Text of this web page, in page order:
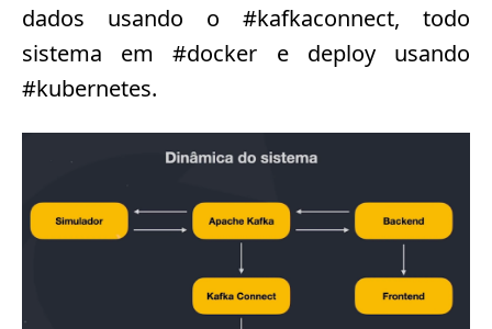
dados usando o #kafkaconnect, todo
sistema em #docker e deploy usando
#kubernetes.